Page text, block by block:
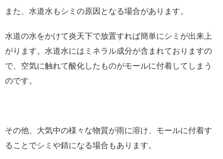
また、水道水もシミの原因となる場合があります。
水道の水をかけて炎天下で放置すれば簡単にシミが出来上
がります。水道水にはミネラル成分が含まれておりますの
で、空気に触れて酸化したものがモールに付着してしまう
のです。
その他、大気中の様々な物質が雨に溶け、モールに付着す
ることでシミや錆になる場合もあります。